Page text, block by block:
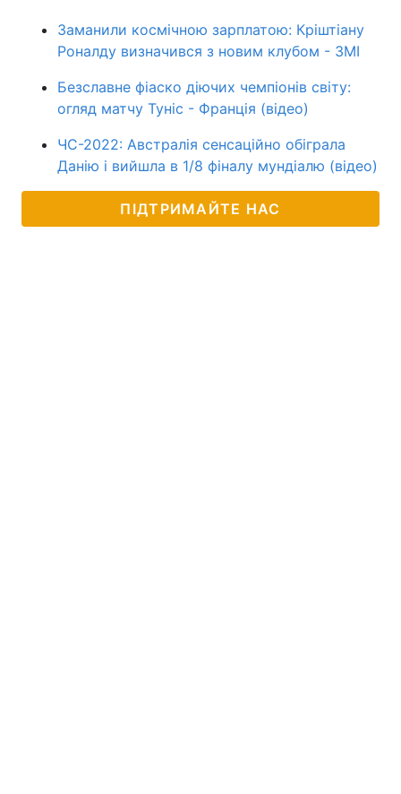
Заманили космічною зарплатою: Кріштіану
Роналду визначився з новим клубом - ЗМІ
Безславне фіаско діючих чемпіонів світу:
огляд матчу Туніс - Франція (відео)
ЧС-2022: Австралія сенсаційно обіграла
Данію і вийшла в 1/8 фіналу мундіалю (відео)
ПІДТРИМАЙТЕ НАС